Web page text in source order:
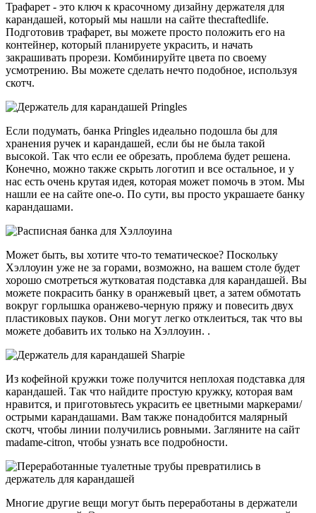
Трафарет - это ключ к красочному дизайну держателя для
карандашей, который мы нашли на сайте thecraftedlife.
Подготовив трафарет, вы можете просто положить его на
контейнер, который планируете украсить, и начать
закрашивать прорези. Комбинируйте цвета по своему
усмотрению. Вы можете сделать нечто подобное, используя
скотч.
Если подумать, банка Pringles идеально подошла бы для
хранения ручек и карандашей, если бы не была такой
высокой. Так что если ее обрезать, проблема будет решена.
Конечно, можно также скрыть логотип и все остальное, и у
нас есть очень крутая идея, которая может помочь в этом. Мы
нашли ее на сайте one-o. По сути, вы просто украшаете банку
карандашами.
Может быть, вы хотите что-то тематическое? Поскольку
Хэллоуин уже не за горами, возможно, на вашем столе будет
хорошо смотреться жутковатая подставка для карандашей. Вы
можете покрасить банку в оранжевый цвет, а затем обмотать
вокруг горлышка оранжево-черную пряжу и повесить двух
пластиковых пауков. Они могут легко отклеиться, так что вы
можете добавить их только на Хэллоуин. .
Из кофейной кружки тоже получится неплохая подставка для
карандашей. Так что найдите простую кружку, которая вам
нравится, и приготовьтесь украсить ее цветными маркерами/
острыми карандашами. Вам также понадобится малярный
скотч, чтобы линии получились ровными. Загляните на сайт
madame-citron, чтобы узнать все подробности.
Многие другие вещи могут быть переработаны в держатели